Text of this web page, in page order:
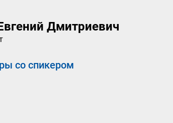
Дмитриевич
со спикером